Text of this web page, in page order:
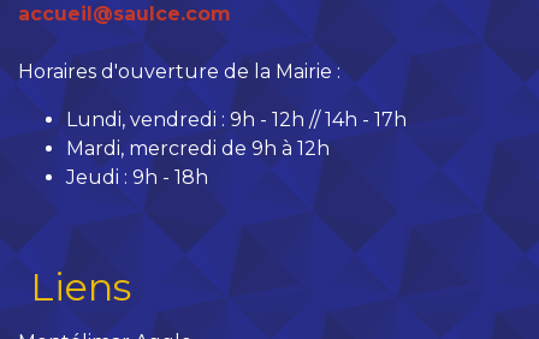
accueil@saulce.com
Horaires d'ouverture de la Mairie :
Lundi, vendredi : 9h - 12h // 14h - 17h
Mardi, mercredi de 9h à 12h
Jeudi : 9h - 18h
Liens